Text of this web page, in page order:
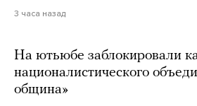
3 часа назад
На ютьюбе заблокировали
националистического
община»